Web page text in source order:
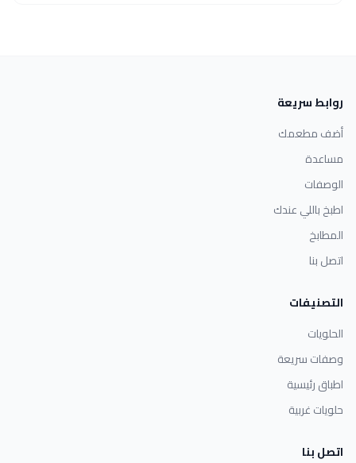
روابط سريعة
أضف مطعمك
مساعدة
الوصفات
اطبخ باللي عندك
المطابخ
اتصل بنا
التصنيفات
الحلويات
وصفات سريعة
اطباق رئيسية
حلويات غربية
اتصل بنا